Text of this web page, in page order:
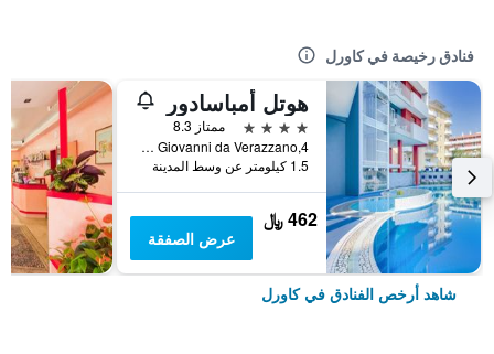
فنادق رخيصة في كاورل
هوتل أمباسادور
4 نجوم
ممتاز 8.3
Via Giovanni da Verazzano,4, كاورل, فينيتو, إيطاليا
1.5 كيلومتر عن وسط المدينة
462 ﷼
عرض الصفقة
شاهد أرخص الفنادق في كاورل